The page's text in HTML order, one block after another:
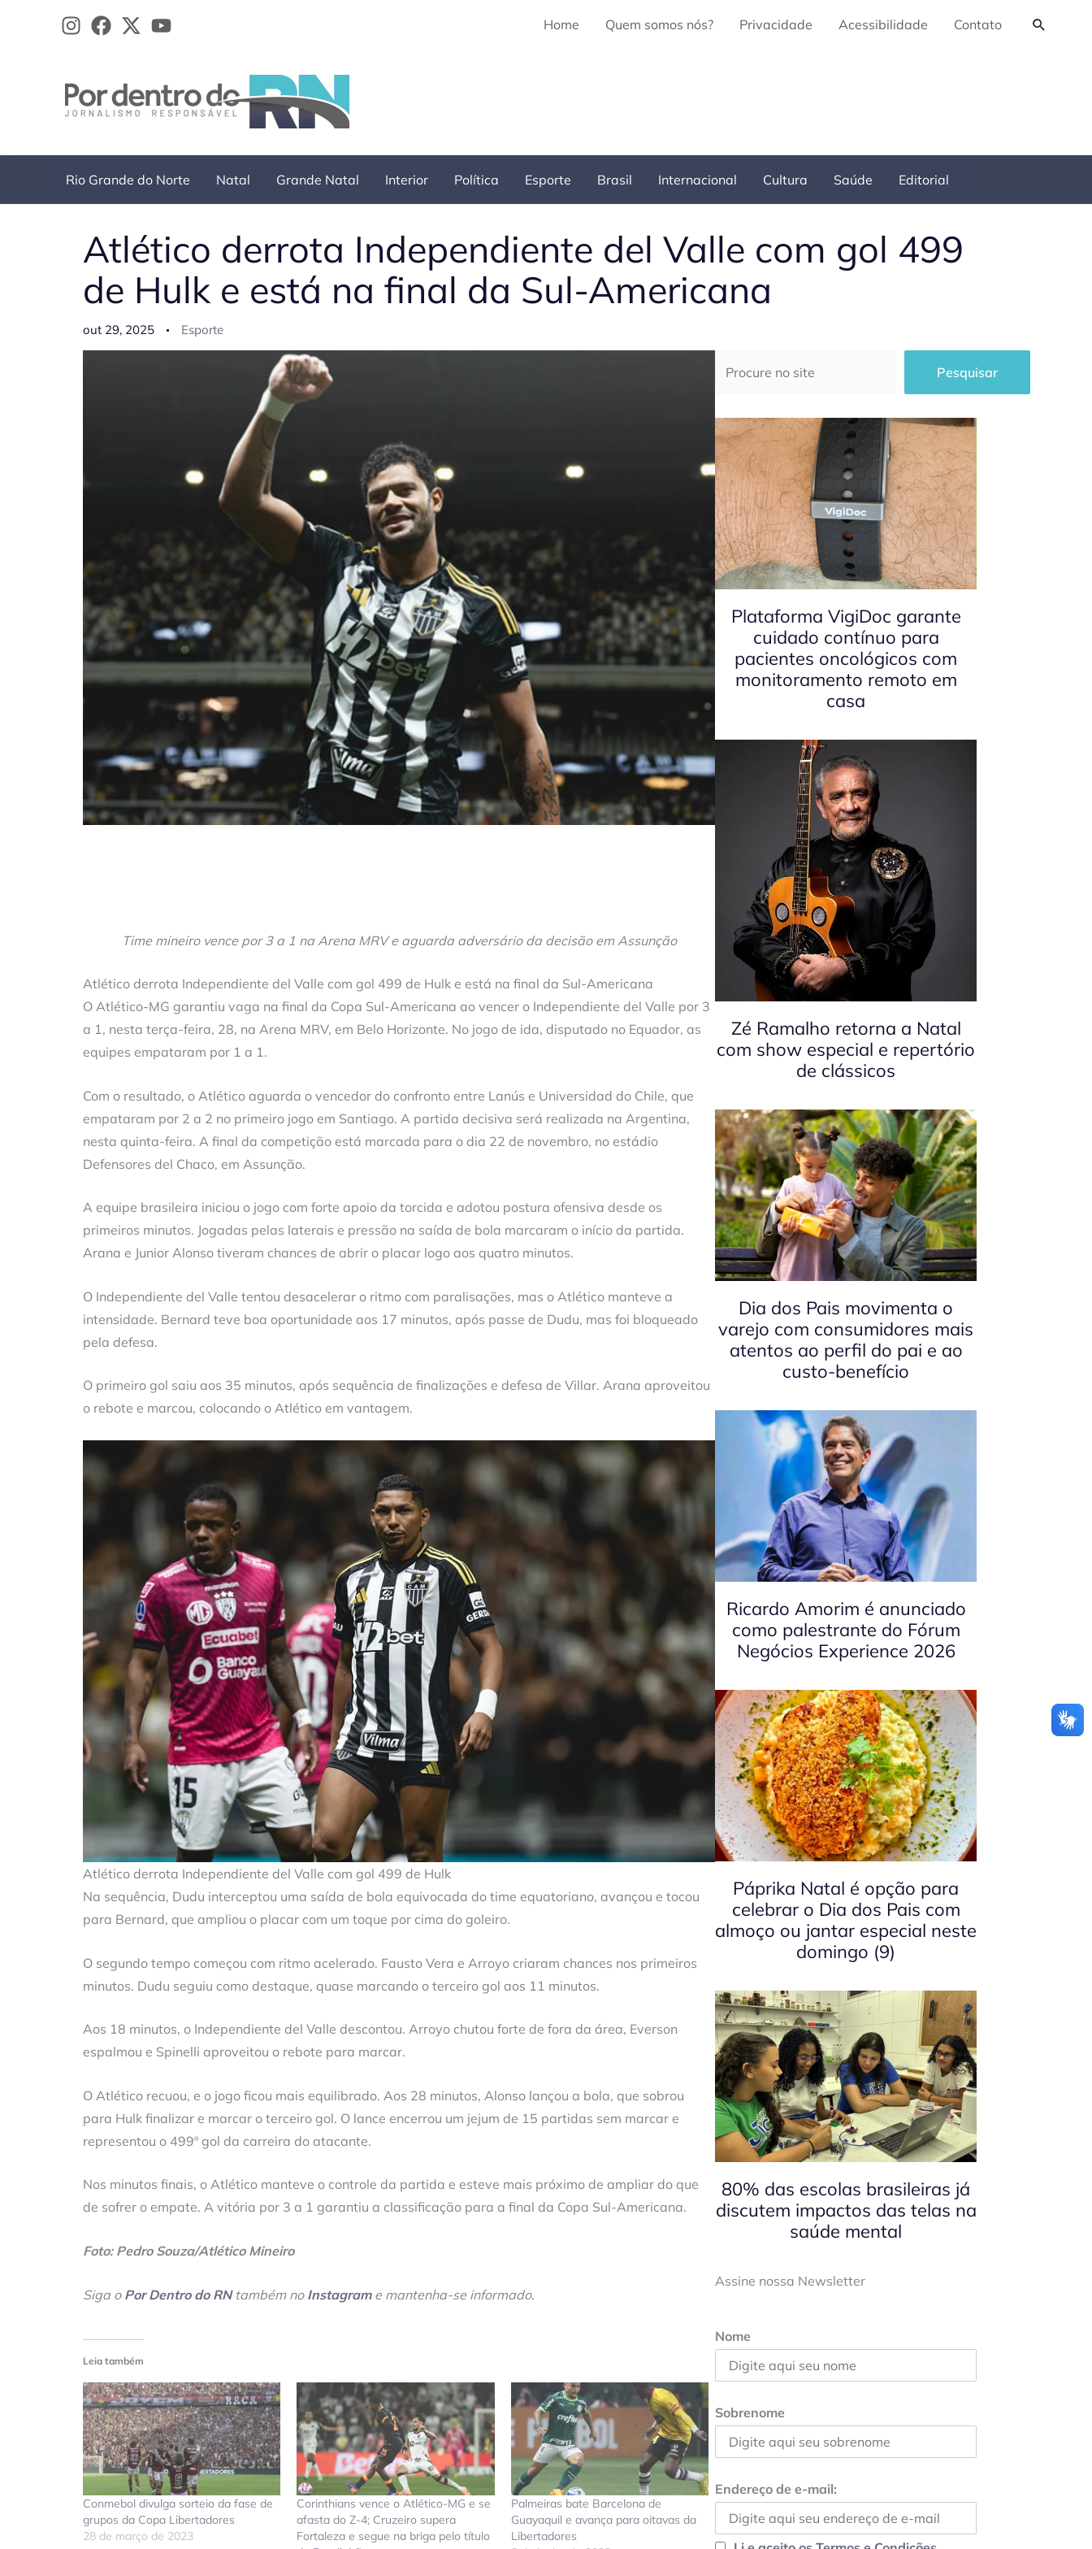
Home Quem somos nós? Privacidade Acessibilidade Contato
Rio Grande do Norte Natal Grande Natal Interior Política Esporte Brasil Internacional Cultura Saúde Editorial
Atlético derrota Independiente del Valle com gol 499
de Hulk e está na final da Sul-Americana
out 29, 2025 Esporte
Time mineiro vence por 3 a 1 na Arena MRV e aguarda adversário da decisão em Assunção
Atlético derrota Independiente del Valle com gol 499 de Hulk e está na final da Sul-Americana
O Atlético-MG garantiu vaga na final da Copa Sul-Americana ao vencer o Independiente del Valle por 3
a 1, nesta terça-feira, 28, na Arena MRV, em Belo Horizonte. No jogo de ida, disputado no Equador, as
equipes empataram por 1 a 1.
Com o resultado, o Atlético aguarda o vencedor do confronto entre Lanús e Universidad do Chile, que
empataram por 2 a 2 no primeiro jogo em Santiago. A partida decisiva será realizada na Argentina,
nesta quinta-feira. A final da competição está marcada para o dia 22 de novembro, no estádio
Defensores del Chaco, em Assunção.
A equipe brasileira iniciou o jogo com forte apoio da torcida e adotou postura ofensiva desde os
primeiros minutos. Jogadas pelas laterais e pressão na saída de bola marcaram o início da partida.
Arana e Junior Alonso tiveram chances de abrir o placar logo aos quatro minutos.
O Independiente del Valle tentou desacelerar o ritmo com paralisações, mas o Atlético manteve a
intensidade. Bernard teve boa oportunidade aos 17 minutos, após passe de Dudu, mas foi bloqueado
pela defesa.
O primeiro gol saiu aos 35 minutos, após sequência de finalizações e defesa de Villar. Arana aproveitou
o rebote e marcou, colocando o Atlético em vantagem.
Atlético derrota Independiente del Valle com gol 499 de Hulk
Na sequência, Dudu interceptou uma saída de bola equivocada do time equatoriano, avançou e tocou
para Bernard, que ampliou o placar com um toque por cima do goleiro.
O segundo tempo começou com ritmo acelerado. Fausto Vera e Arroyo criaram chances nos primeiros
minutos. Dudu seguiu como destaque, quase marcando o terceiro gol aos 11 minutos.
Aos 18 minutos, o Independiente del Valle descontou. Arroyo chutou forte de fora da área, Everson
espalmou e Spinelli aproveitou o rebote para marcar.
O Atlético recuou, e o jogo ficou mais equilibrado. Aos 28 minutos, Alonso lançou a bola, que sobrou
para Hulk finalizar e marcar o terceiro gol. O lance encerrou um jejum de 15 partidas sem marcar e
representou o 499º gol da carreira do atacante.
Nos minutos finais, o Atlético manteve o controle da partida e esteve mais próximo de ampliar do que
de sofrer o empate. A vitória por 3 a 1 garantiu a classificação para a final da Copa Sul-Americana.
Foto: Pedro Souza/Atlético Mineiro
Siga o Por Dentro do RNtambém no Instagrame mantenha-se informado.
Leia também
Conmebol divulga sorteio da fase de
grupos da Copa Libertadores
28 de março de 2023
Corinthians vence o Atlético-MG e se
afasta do Z-4; Cruzeiro supera
Fortaleza e segue na briga pelo título
Palmeiras bate Barcelona de
Guayaquil e avança para oitavas da
Libertadores
Pesquisar
Plataforma VigiDoc garante
cuidado contínuo para
pacientes oncológicos com
monitoramento remoto em
casa
Zé Ramalho retorna a Natal
com show especial e repertório
de clássicos
Dia dos Pais movimenta o
varejo com consumidores mais
atentos ao perfil do pai e ao
custo-benefício
Ricardo Amorim é anunciado
como palestrante do Fórum
Negócios Experience 2026
Páprika Natal é opção para
celebrar o Dia dos Pais com
almoço ou jantar especial neste
domingo (9)
80% das escolas brasileiras já
discutem impactos das telas na
saúde mental
Assine nossa Newsletter
Nome
Sobrenome
Endereço de e-mail: